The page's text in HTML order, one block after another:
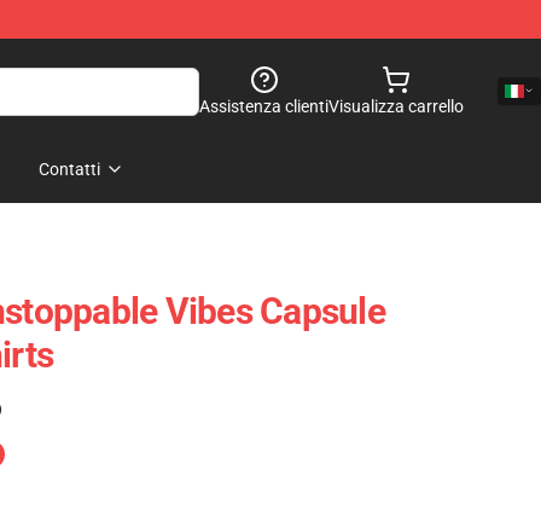
Assistenza clientiVisualizza carrello
Contatti
Vibes Capsule